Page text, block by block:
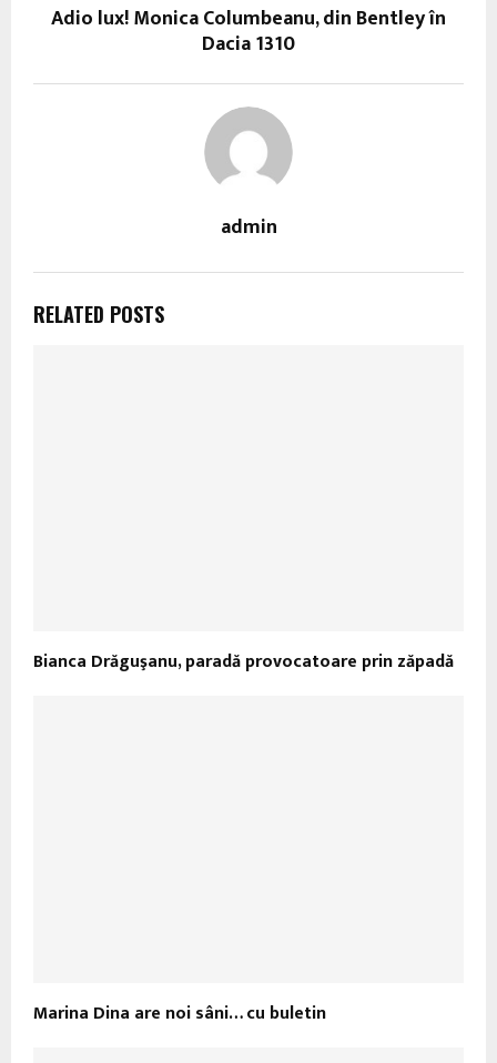
Adio lux! Monica Columbeanu, din Bentley în
Dacia 1310
admin
RELATED POSTS
Bianca Drăguşanu, paradă provocatoare prin zăpadă
Marina Dina are noi sâni… cu buletin